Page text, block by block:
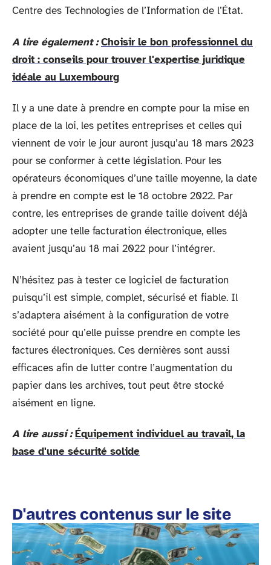
Centre des Technologies de l’Information de l’État.
A lire également : Choisir le bon professionnel du
droit : conseils pour trouver l'expertise juridique
idéale au Luxembourg
Il y a une date à prendre en compte pour la mise en
place de la loi, les petites entreprises et celles qui
viennent de voir le jour auront jusqu’au 18 mars 2023
pour se conformer à cette législation. Pour les
opérateurs économiques d’une taille moyenne, la date
à prendre en compte est le 18 octobre 2022. Par
contre, les entreprises de grande taille doivent déjà
adopter une telle facturation électronique, elles
avaient jusqu’au 18 mai 2022 pour l’intégrer.
N’hésitez pas à tester ce logiciel de facturation
puisqu’il est simple, complet, sécurisé et fiable. Il
s’adaptera aisément à la configuration de votre
société pour qu’elle puisse prendre en compte les
factures électroniques. Ces dernières sont aussi
efficaces afin de lutter contre l’augmentation du
papier dans les archives, tout peut être stocké
aisément en ligne.
A lire aussi : Équipement individuel au travail, la
base d'une sécurité solide
D'autres contenus sur le site